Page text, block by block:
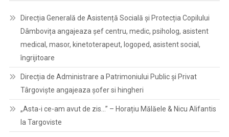
Direcția Generală de Asistență Socială și Protecția Copilului
Dâmbovița angajeaza șef centru, medic, psiholog, asistent
medical, masor, kinetoterapeut, logoped, asistent social,
îngrijitoare
Direcția de Administrare a Patrimoniului Public și Privat
Târgoviște angajeaza șofer si hingheri
„Asta-i ce-am avut de zis…” – Horațiu Mălăele & Nicu Alifantis
la Targoviste